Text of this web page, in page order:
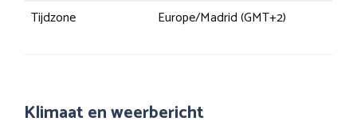
Tijdzone
Europe/Madrid (GMT+2)
Klimaat en weerbericht